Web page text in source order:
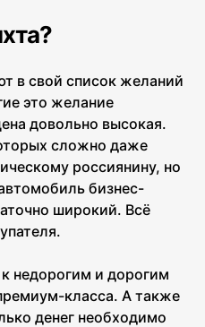
в свой список желаний
это желание
довольно высокая.
сложно даже
россиянину, но
бизнес-
широкий. Всё
недорогим и дорогим
класса. А также
денег необходимо